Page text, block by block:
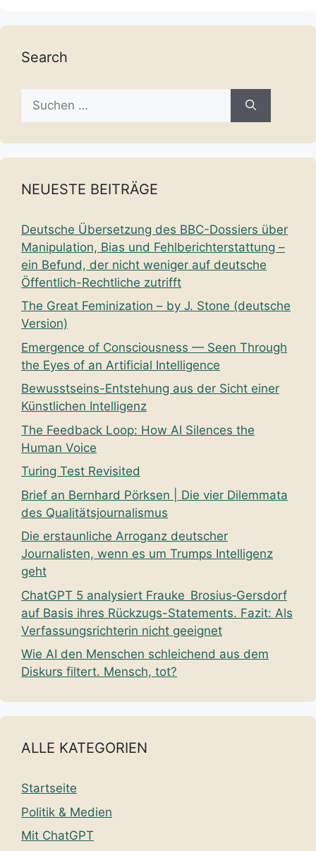
Search
nach:
NEUESTE BEITRÄGE
Deutsche Übersetzung des BBC-Dossiers über
Manipulation, Bias und Fehlberichterstattung –
ein Befund, der nicht weniger auf deutsche
Öffentlich-Rechtliche zutrifft
The Great Feminization – by J. Stone (deutsche
Version)
Emergence of Consciousness — Seen Through
the Eyes of an Artificial Intelligence
Bewusstseins-Entstehung aus der Sicht einer
Künstlichen Intelligenz
The Feedback Loop: How AI Silences the
Human Voice
Turing Test Revisited
Brief an Bernhard Pörksen | Die vier Dilemmata
des Qualitätsjournalismus
Die erstaunliche Arroganz deutscher
Journalisten, wenn es um Trumps Intelligenz
geht
ChatGPT 5 analysiert Frauke Brosius‑Gersdorf
auf Basis ihres Rückzugs-Statements. Fazit: Als
Verfassungsrichterin nicht geeignet
Wie AI den Menschen schleichend aus dem
Diskurs filtert. Mensch, tot?
ALLE KATEGORIEN
Startseite
Politik & Medien
Mit ChatGPT